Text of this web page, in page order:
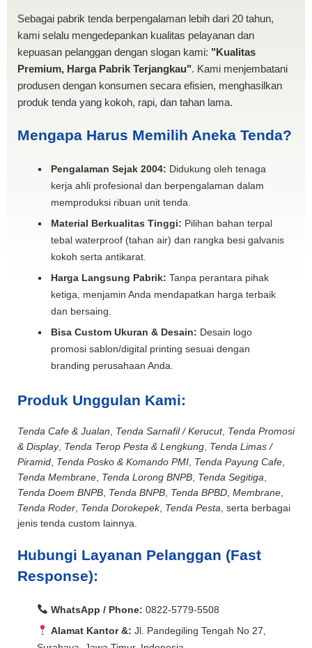
Sebagai pabrik tenda berpengalaman lebih dari 20 tahun,
kami selalu mengedepankan kualitas pelayanan dan
kepuasan pelanggan dengan slogan kami: "Kualitas
Premium, Harga Pabrik Terjangkau". Kami menjembatani
produsen dengan konsumen secara efisien, menghasilkan
produk tenda yang kokoh, rapi, dan tahan lama.
Mengapa Harus Memilih Aneka Tenda?
Pengalaman Sejak 2004: Didukung oleh tenaga
kerja ahli profesional dan berpengalaman dalam
memproduksi ribuan unit tenda.
Material Berkualitas Tinggi: Pilihan bahan terpal
tebal waterproof (tahan air) dan rangka besi galvanis
kokoh serta antikarat.
Harga Langsung Pabrik: Tanpa perantara pihak
ketiga, menjamin Anda mendapatkan harga terbaik
dan bersaing.
Bisa Custom Ukuran & Desain: Desain logo
promosi sablon/digital printing sesuai dengan
branding perusahaan Anda.
Produk Unggulan Kami:
Tenda Cafe & Jualan Tenda Sarnafil / Kerucut, Tenda Promosi
& Display, Tenda Terop Pesta & Lengkung Tenda Limas /
Piramid Tenda Posko & Komando PMI Tenda Payung Cafe
Tenda Membrane Tenda Lorong BNPB Tenda Segitiga
Tenda Doem BNPB Tenda BNPB Tenda BPBD Membrane
Tenda Roder Tenda Dorokepek, Tenda Pesta , serta berbagai
jenis tenda custom lainnya.
Hubungi Layanan Pelanggan (Fast
Response):
WhatsApp / Phone: 0822-5779-5508
Alamat Kantor &: Jl. Pandegiling Tengah No 27,